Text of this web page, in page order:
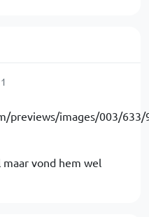
vond hem wel